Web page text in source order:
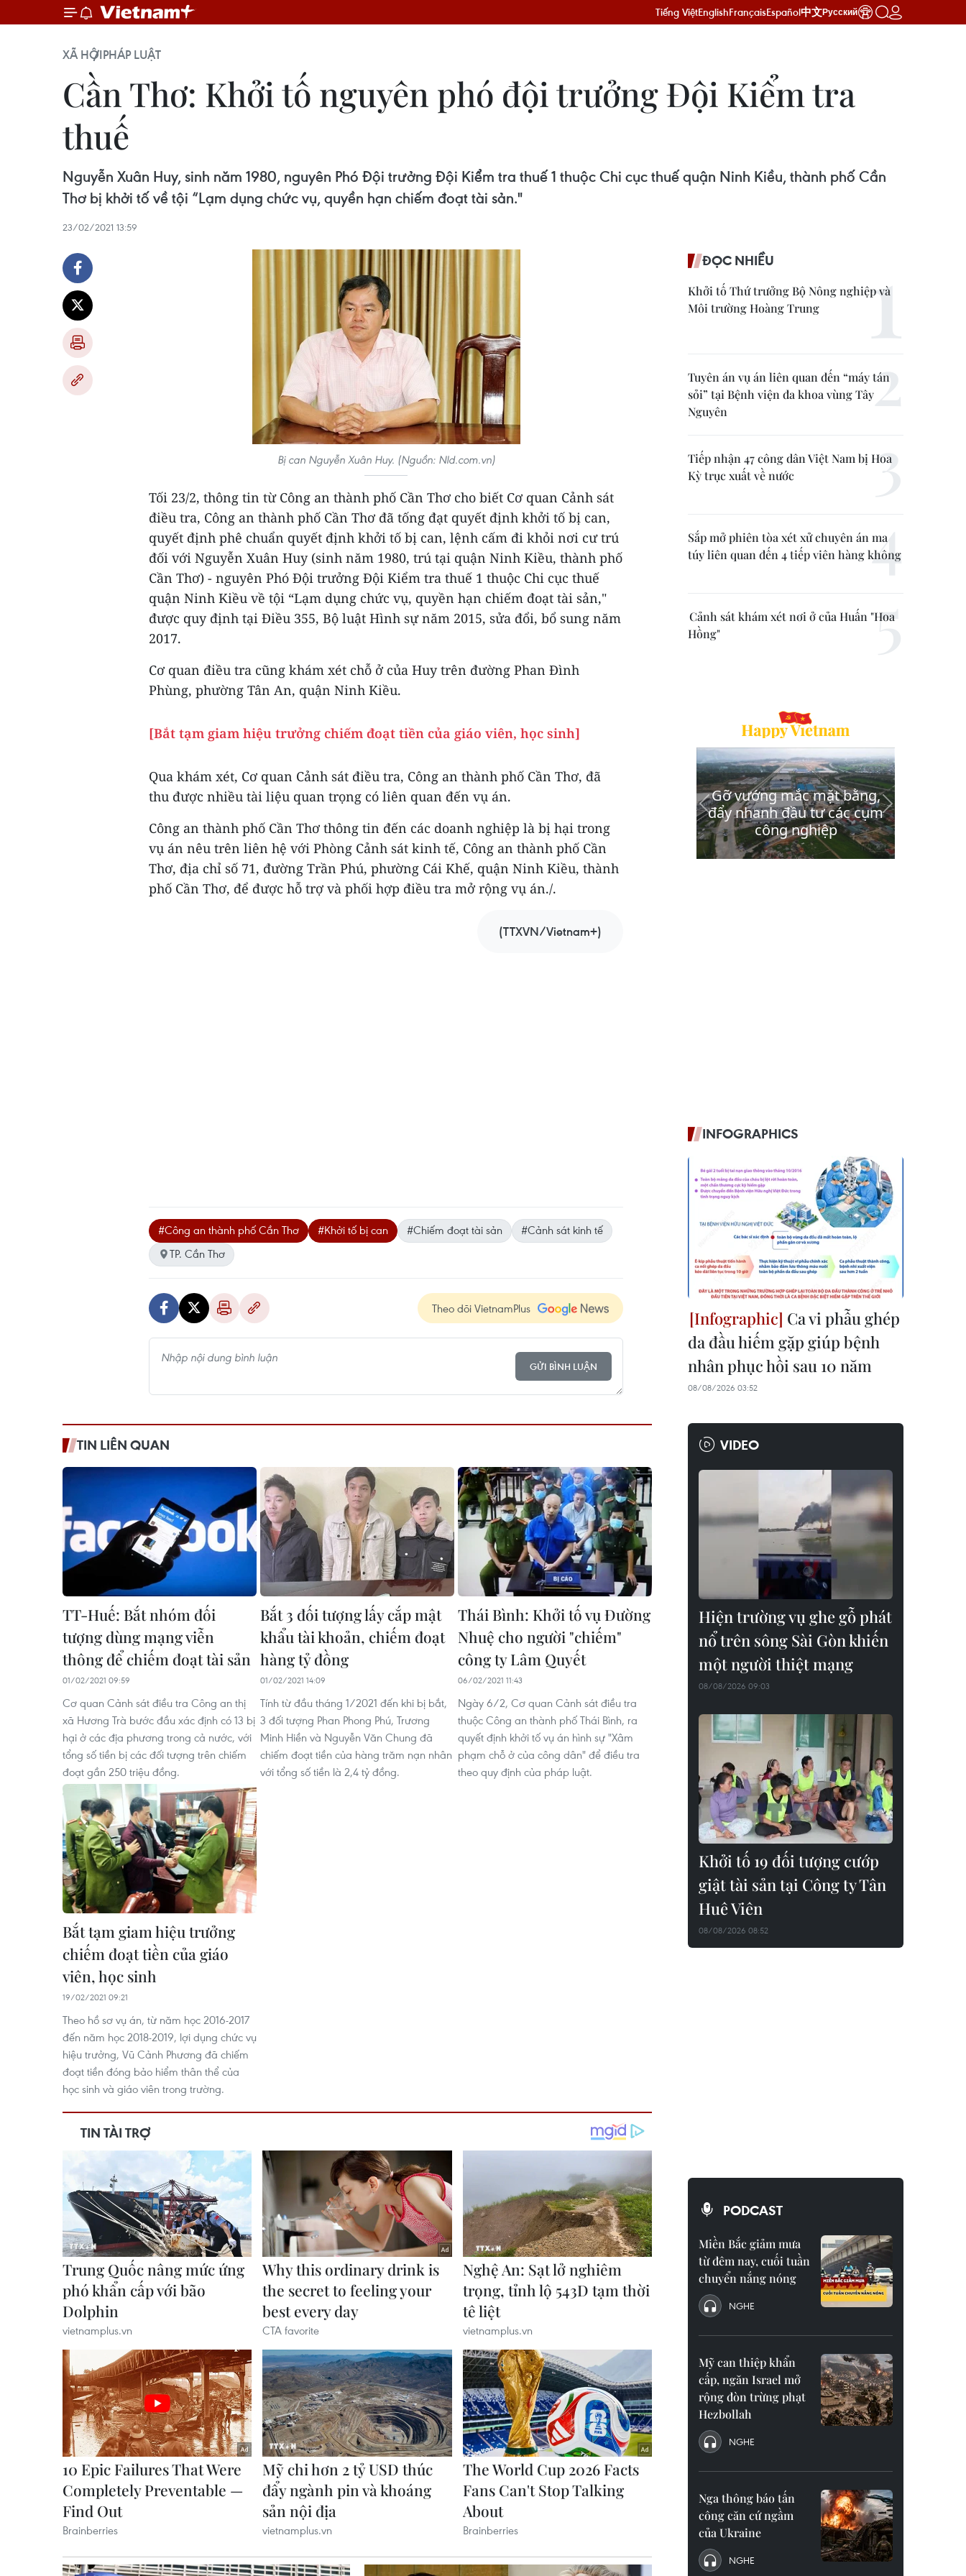
Tiếng ViệtEnglishFrançaisEspañol中文Русский
XÃ HỘIPHÁP LUẬT
Cần Thơ: Khởi tố nguyên phó đội trưởng Đội Kiểm tra
thuế
Nguyễn Xuân Huy, sinh năm 1980, nguyên Phó Đội trưởng Đội Kiểm tra thuế 1 thuộc Chi cục thuế quận Ninh Kiều, thành phố Cần
Thơ bị khởi tố về tội “Lạm dụng chức vụ, quyền hạn chiếm đoạt tài sản."
23/02/2021 13:59
Bị can Nguyễn Xuân Huy. (Nguồn: Nld.com.vn)
Tối 23/2, thông tin từ Công an thành phố Cần Thơ cho biết Cơ quan Cảnh sát
điều tra, Công an thành phố Cần Thơ đã tống đạt quyết định khởi tố bị can,
quyết định phê chuẩn quyết định khởi tố bị can, lệnh cấm đi khỏi nơi cư trú
đối với Nguyễn Xuân Huy (sinh năm 1980, trú tại quận Ninh Kiều, thành phố
Cần Thơ) - nguyên Phó Đội trưởng Đội Kiểm tra thuế 1 thuộc Chi cục thuế
quận Ninh Kiều về tội “Lạm dụng chức vụ, quyền hạn chiếm đoạt tài sản,"
được quy định tại Điều 355, Bộ luật Hình sự năm 2015, sửa đổi, bổ sung năm
2017.
Cơ quan điều tra cũng khám xét chỗ ở của Huy trên đường Phan Đình
Phùng, phường Tân An, quận Ninh Kiều.
[Bắt tạm giam hiệu trưởng chiếm đoạt tiền của giáo viên, học sinh]
Qua khám xét, Cơ quan Cảnh sát điều tra, Công an thành phố Cần Thơ, đã
thu được nhiều tài liệu quan trọng có liên quan đến vụ án.
Công an thành phố Cần Thơ thông tin đến các doanh nghiệp là bị hại trong
vụ án nêu trên liên hệ với Phòng Cảnh sát kinh tế, Công an thành phố Cần
Thơ, địa chỉ số 71, đường Trần Phú, phường Cái Khế, quận Ninh Kiều, thành
phố Cần Thơ, để được hỗ trợ và phối hợp điều tra mở rộng vụ án./.
(TTXVN/Vietnam+)
#Công an thành phố Cần Thơ #Khởi tố bị can #Chiếm đoạt tài sản
#Cảnh sát kinh tế
TP. Cần Thơ
Theo dõi VietnamPlus
GỬI BÌNH LUẬN
TIN LIÊN QUAN
TT-Huế: Bắt nhóm đối
tượng dùng mạng viễn
thông để chiếm đoạt tài sản
01/02/2021 09:59
Cơ quan Cảnh sát điều tra Công an thị
xã Hương Trà bước đầu xác định có 13 bị
hại ở các địa phương trong cả nước, với
tổng số tiền bị các đối tượng trên chiếm
đoạt gần 250 triệu đồng.
Bắt 3 đối tượng lấy cắp mật
khẩu tài khoản, chiếm đoạt
hàng tỷ đồng
01/02/2021 14:09
Tính từ đầu tháng 1/2021 đến khi bị bắt,
3 đối tượng Phan Phong Phú, Trương
Minh Hiền và Nguyễn Văn Chung đã
chiếm đoạt tiền của hàng trăm nạn nhân
với tổng số tiền là 2,4 tỷ đồng.
Thái Bình: Khởi tố vụ Đường
Nhuệ cho người "chiếm"
công ty Lâm Quyết
06/02/2021 11:43
Ngày 6/2, Cơ quan Cảnh sát điều tra
thuộc Công an thành phố Thái Bình, ra
quyết định khởi tố vụ án hình sự "Xâm
phạm chỗ ở của công dân" để điều tra
theo quy định của pháp luật.
Bắt tạm giam hiệu trưởng
chiếm đoạt tiền của giáo
viên, học sinh
19/02/2021 09:21
Theo hồ sơ vụ án, từ năm học 2016-2017
đến năm học 2018-2019, lợi dụng chức vụ
hiệu trưởng, Vũ Cảnh Phương đã chiếm
đoạt tiền đóng bảo hiểm thân thể của
học sinh và giáo viên trong trường.
ĐỌC NHIỀU
Khởi tố Thứ trưởng Bộ Nông nghiệp và
Môi trường Hoàng Trung
Tuyên án vụ án liên quan đến “máy tán
sỏi” tại Bệnh viện đa khoa vùng Tây
Nguyên
Tiếp nhận 47 công dân Việt Nam bị Hoa
Kỳ trục xuất về nước
Sắp mở phiên tòa xét xử chuyên án ma
túy liên quan đến 4 tiếp viên hàng không
Cảnh sát khám xét nơi ở của Huấn "Hoa
Hồng"
INFOGRAPHICS
Ca vi phẫu ghép
da đầu hiếm gặp giúp bệnh
nhân phục hồi sau 10 năm
08/08/2026 03:52
VIDEO
Hiện trường vụ ghe gỗ phát
nổ trên sông Sài Gòn khiến
một người thiệt mạng
08/08/2026 09:03
Khởi tố 19 đối tượng cướp
giật tài sản tại Công ty Tân
Huê Viên
08/08/2026 08:52
PODCAST
Miền Bắc giảm mưa
từ đêm nay, cuối tuần
chuyển nắng nóng
NGHE
Mỹ can thiệp khẩn
cấp, ngăn Israel mở
rộng đòn trừng phạt
Hezbollah
NGHE
Nga thông báo tấn
công căn cứ ngầm
của Ukraine
NGHE